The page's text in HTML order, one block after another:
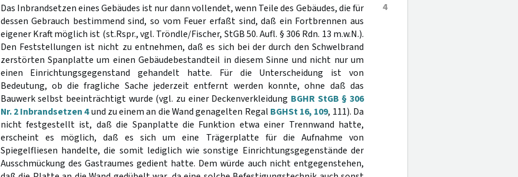
4
Das Inbrandsetzen eines Gebäudes ist nur dann vollendet, wenn Teile des Gebäudes, die für
dessen Gebrauch bestimmend sind, so vom Feuer erfaßt sind, daß ein Fortbrennen aus
eigener Kraft möglich ist (st.Rspr., vgl. Tröndle/Fischer, StGB 50. Aufl. § 306 Rdn. 13 m.w.N.).
Den Feststellungen ist nicht zu entnehmen, daß es sich bei der durch den Schwelbrand
zerstörten Spanplatte um einen Gebäudebestandteil in diesem Sinne und nicht nur um
einen Einrichtungsgegenstand gehandelt hatte. Für die Unterscheidung ist von
Bedeutung, ob die fragliche Sache jederzeit entfernt werden konnte, ohne daß das
Bauwerk selbst beeinträchtigt wurde (vgl. zu einer Deckenverkleidung BGHR StGB § 306
Nr. 2 Inbrandsetzen 4und zu einem an die Wand genagelten Regal BGHSt 16, 109, 111). Da
nicht festgestellt ist, daß die Spanplatte die Funktion etwa einer Trennwand hatte,
erscheint es möglich, daß es sich um eine Trägerplatte für die Aufnahme von
Spiegelfliesen handelte, die somit lediglich wie sonstige Einrichtungsgegenstände der
Ausschmückung des Gastraumes gedient hatte. Dem würde auch nicht entgegenstehen,